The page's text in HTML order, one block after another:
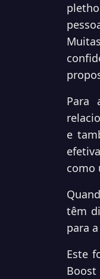
Para
e
como
têm
para
Este